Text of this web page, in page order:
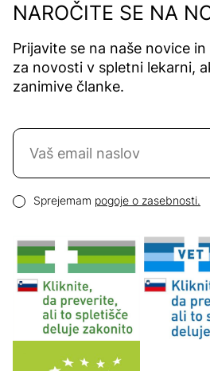
NAROČITE SE NA
Prijavite se na naše novice
za novosti v spletni lekarni,
zanimive članke.
Naročite se na novice
Pogoji zasebnosti
Sprejemam pogoje o zasebnosti.